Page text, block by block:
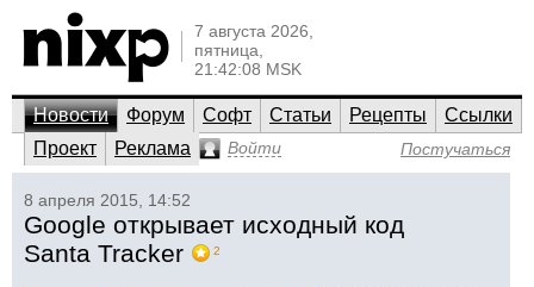
7 августа 2026,
пятница,
21:42:08 MSK
Новости Форум Софт Статьи Рецепты
Ссылки
Проект
Реклама Войти Постучаться
8 апреля 2015, 14:52
Google открывает исходный код
Santa Tracker
2